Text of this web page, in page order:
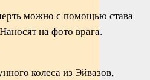
можно с помощью става
на фото врага.
колеса из Эйвазов,